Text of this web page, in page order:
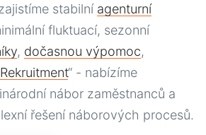
stabilní agenturní
fluktuací, sezonní
, dočasnou výpomoc,
Rekruitment“ - nabízíme
nábor zaměstnanců a
řešení náborových procesů.